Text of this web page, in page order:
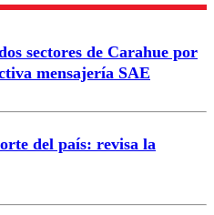
Enviar comentario
sectores de Carahue por
mensajería SAE
del país: revisa la